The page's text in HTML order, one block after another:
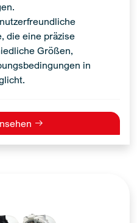
die eine präzise
Größen,
in